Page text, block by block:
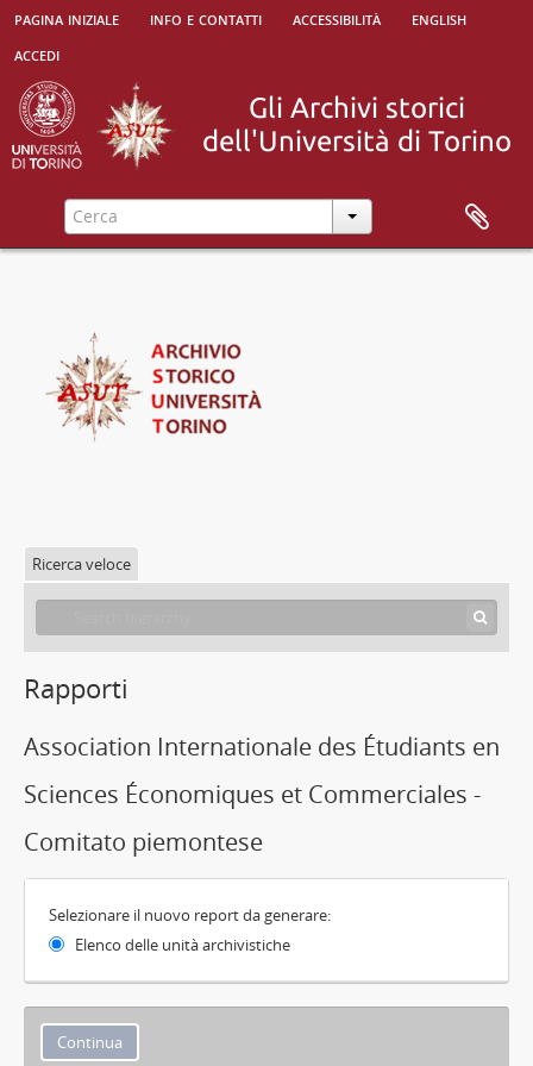
pagina iniziale info e contatti accessibilità
english
accedi
Ricerca veloce
Rapporti
Association Internationale des Étudiants en
Sciences Économiques et Commerciales -
Comitato piemontese
Selezionare il nuovo report da generare:
Elenco delle unità archivistiche